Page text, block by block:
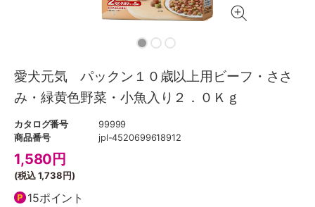
愛犬元気 パックン１０歳以上用ビーフ・ささ
み・緑黄色野菜・小魚入り２．０Ｋｇ
カタログ番号
99999
商品番号
jpl-4520699618912
1,580 円
(税込1,738円)
15ポイント